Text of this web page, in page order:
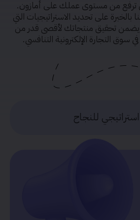
ترفع من مستوى عملك على أمازون.
على تحديد الاستراتيجيات التي
يضمن تحقيق منتجاتك لأقصى قدر من
في سوق التجارة الإلكترونية التنافسي.
للنجاح